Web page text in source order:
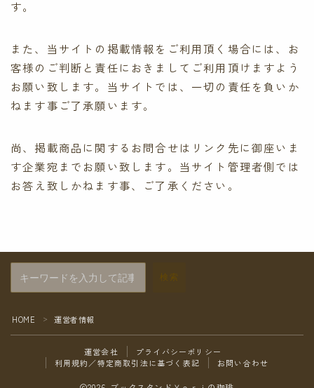
す。
また、当サイトの掲載情報をご利用頂く場合には、お
客様のご判断と責任におきましてご利用頂けますよう
お願い致します。当サイトでは、一切の責任を負いか
ねます事ご了承願います。
尚、掲載商品に関するお問合せはリンク先に御座いま
す企業宛までお願い致します。当サイト管理者側では
お答え致しかねます事、ご了承ください。
検索
HOME ＞ 運営者情報
運営会社
プライバシーポリシー
利用規約／特定商取引法に基づく表記
お問い合わせ